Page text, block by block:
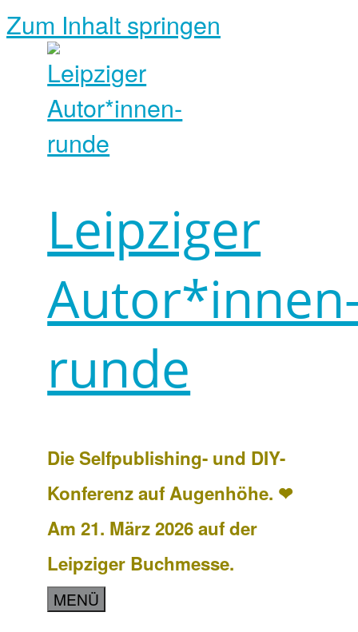
Zum Inhalt springen
Leipziger
runde
Die Selfpublishing- und DIY-
Konferenz auf Augenhöhe. ❤
Am 21. März 2026 auf der
Leipziger Buchmesse.
MENÜ